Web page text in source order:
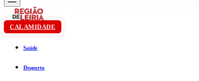
CALAMIDADE
Saúde
Desporto